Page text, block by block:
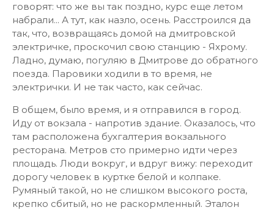
говорят: что же вы так поздно, курс еще летом
набрали... А тут, как назло, осень. Расстроился да
так, что, возвращаясь домой на дмитровской
электричке, проскочил свою станцию - Яхрому.
Ладно, думаю, погуляю в Дмитрове до обратного
поезда. Паровики ходили в то время, не
электрички. И не так часто, как сейчас.
В общем, было время, и я отправился в город.
Иду от вокзала - напротив здание. Оказалось, что
там расположена бухгалтерия вокзального
ресторана. Метров сто примерно идти через
площадь. Люди вокруг, и вдруг вижу: переходит
дорогу человек в куртке белой и колпаке.
Румяный такой, но не слишком высокого роста,
крепко сбитый, но не раскормленный. Эталон